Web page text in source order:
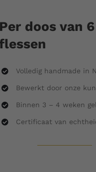
Per doos van 6
Volledig handmade in
Bewerkt door onze
Binnen 3 – 4 weken
Certificaat van